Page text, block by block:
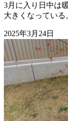
3月に入り日中は
大きくなっている
2025年3月24日